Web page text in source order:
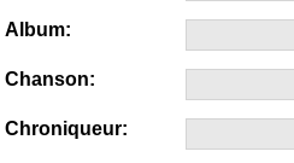
Album:
Chanson:
Chroniqueur: